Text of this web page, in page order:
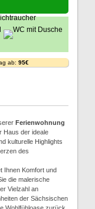
ab: 95€
Ferienwohnung
Haus der ideale
kulturelle Highlights
des
Ihnen Komfort und
die malerische
Vielzahl an
der Sächsischen